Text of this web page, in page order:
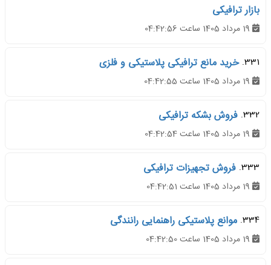
بازار ترافیکی
331. خرید مانع ترافیکی پلاستیکی و فلزی
332. فروش بشکه ترافیکی
333. فروش تجهیزات ترافیکی
334. موانع پلاستیکی راهنمایی رانندگی